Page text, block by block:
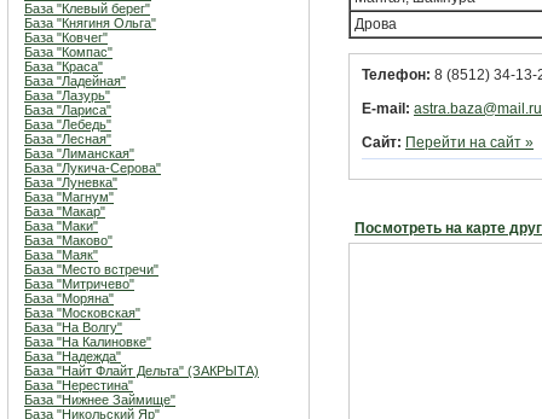
База "Клевый берег"
База "Княгиня Ольга"
База "Ковчег"
База "Компас"
База "Краса"
База "Ладейная"
База "Лазурь"
База "Лариса"
База "Лебедь"
База "Лесная"
База "Лиманская"
База "Лукича-Серова"
База "Луневка"
База "Магнум"
База "Макар"
База "Маки"
База "Маково"
База "Маяк"
База "Место встречи"
База "Митричево"
База "Моряна"
База "Московская"
База "На Волгу"
База "На Калиновке"
База "Надежда"
База "Найт Флайт Дельта" (ЗАКРЫТА)
База "Нерестина"
База "Нижнее Займище"
База "Никольский Яр"
Дрова
Телефон: 8 (8512) 34-
E-mail: astra.baza@mail.ru
Сайт: Перейти на сайт »
Посмотреть на карте